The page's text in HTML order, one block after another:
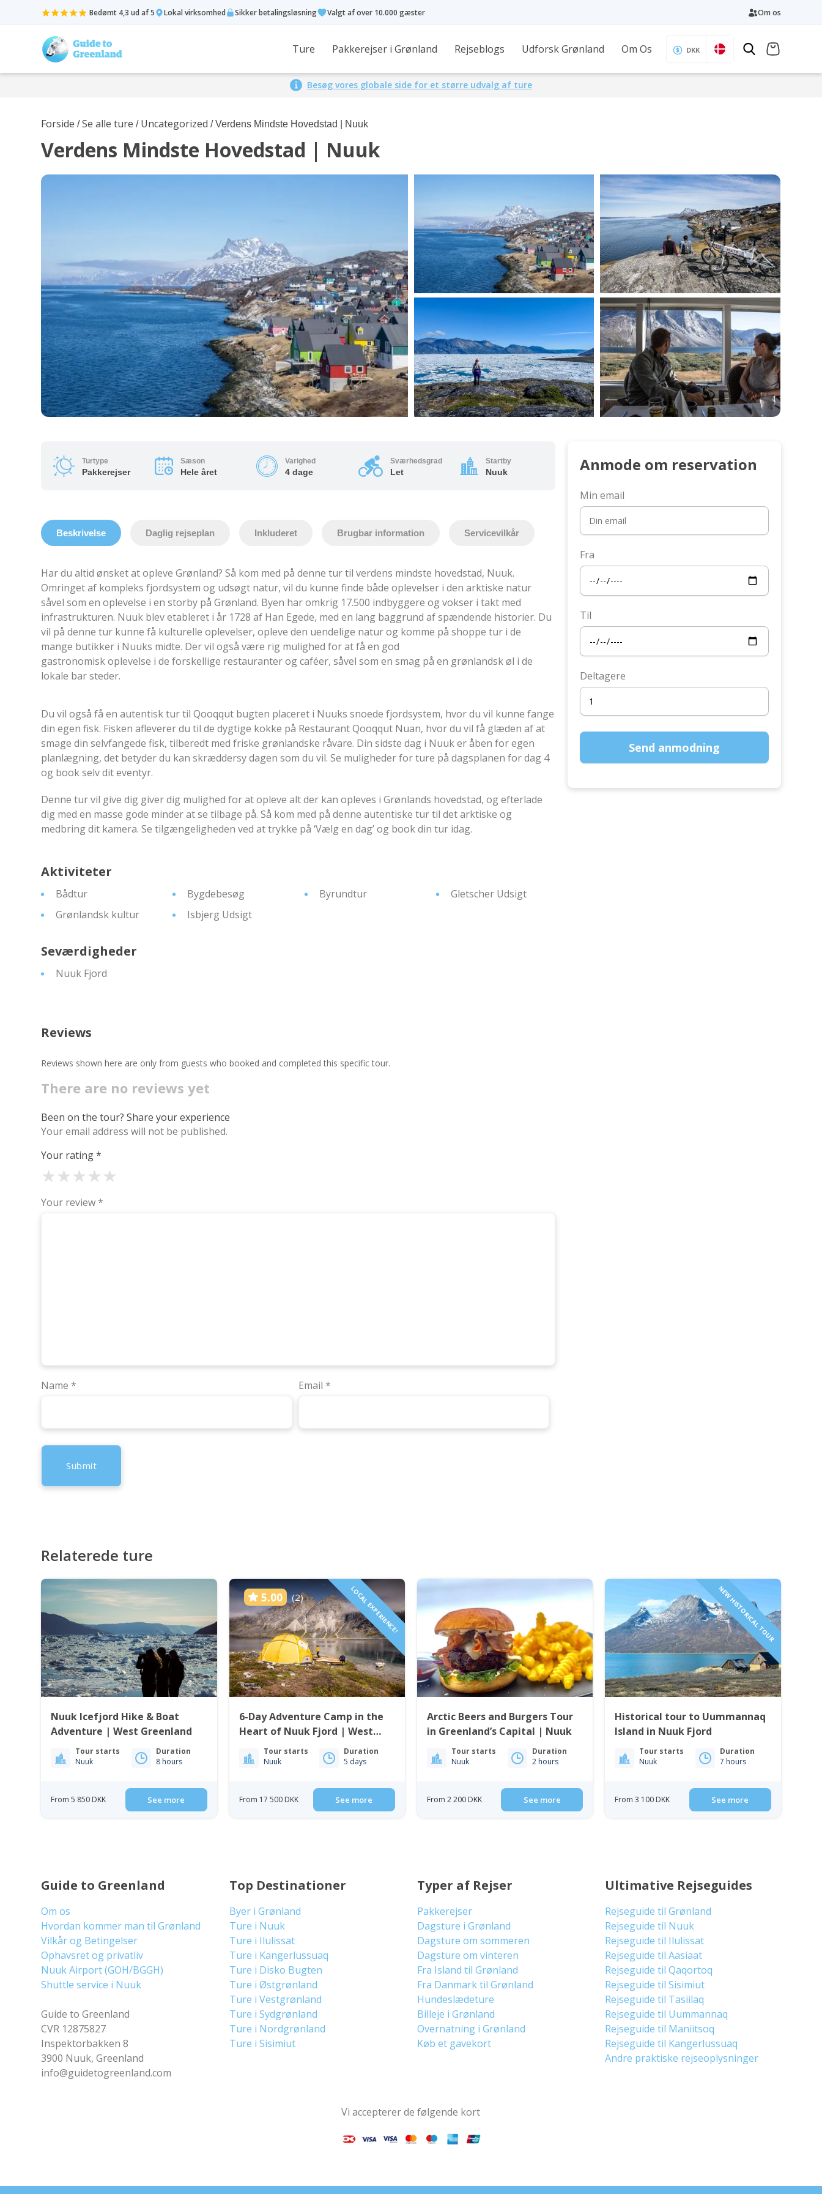
Bedømt 4,3 ud af 5 Lokal virksomhed Sikker betalingsløsning Valgt af over 10.000 gæster Om os
Ture Pakkerejser i Grønland Rejseblogs Udforsk Grønland Om Os DKK
Besøg vores globale side for et større udvalg af ture
Forside /Se alle ture / Uncategorized / Verdens Mindste Hovedstad | Nuuk
Verdens Mindste Hovedstad | Nuuk
Turtype
Pakkerejser
Sæson
Hele året
Varighed
4 dage
Sværhedsgrad
Let
Startby
Nuuk
Beskrivelse Daglig rejseplan Inkluderet Brugbar information Servicevilkår
Har du altid ønsket at opleve Grønland? Så kom med på denne tur til verdens mindste hovedstad, Nuuk.
Omringet af kompleks fjordsystem og udsøgt natur, vil du kunne finde både oplevelser i den arktiske natur
såvel som en oplevelse i en storby på Grønland. Byen har omkrig 17.500 indbyggere og vokser i takt med
infrastrukturen. Nuuk blev etableret i år 1728 af Han Egede, med en lang baggrund af spændende historier. Du
vil på denne tur kunne få kulturelle oplevelser, opleve den uendelige natur og komme på shoppe tur i de
mange butikker i Nuuks midte. Der vil også være rig mulighed for at få en god
gastronomisk oplevelse i de forskellige restauranter og caféer, såvel som en smag på en grønlandsk øl i de
lokale bar steder.
Du vil også få en autentisk tur til Qooqqut bugten placeret i Nuuks snoede fjordsystem, hvor du vil kunne fange
din egen fisk. Fisken afleverer du til de dygtige kokke på Restaurant Qooqqut Nuan, hvor du vil få glæden af at
smage din selvfangede fisk, tilberedt med friske grønlandske råvare. Din sidste dag i Nuuk er åben for egen
planlægning, det betyder du kan skræddersy dagen som du vil. Se muligheder for ture på dagsplanen for dag 4
og book selv dit eventyr.
Denne tur vil give dig giver dig mulighed for at opleve alt der kan opleves i Grønlands hovedstad, og efterlade
dig med en masse gode minder at se tilbage på. Så kom med på denne autentiske tur til det arktiske og
medbring dit kamera. Se tilgængeligheden ved at trykke på ‘Vælg en dag’ og book din tur idag.
Aktiviteter
Bådtur Bygdebesøg Byrundtur
Gletscher Udsigt
Grønlandsk kultur
Isbjerg Udsigt
Seværdigheder
Nuuk Fjord
Reviews
Reviews shown here are only from guests who booked and completed this specific tour.
There are no reviews yet
Been on the tour? Share your experience
Your email address will not be published.
Your rating*
★
★
★
★
★
Your review *
Name * Email *
Anmode om reservation
Min email
Fra
Til
Deltagere
Relaterede ture
Nuuk Icefjord Hike & Boat
Adventure | West Greenland
Tour starts
Nuuk
Duration
8 hours
From 5 850 DKK See more
5.00 (2) LOCAL EXPERIENCE!
6-Day Adventure Camp in the
Heart of Nuuk Fjord | West
Greenland
Tour starts
Nuuk
Duration
5 days
From 17 500 DKK See more
Arctic Beers and Burgers Tour
in Greenland’s Capital | Nuuk
Tour starts
Nuuk
Duration
2 hours
From 2 200 DKK See more
NEW HISTORICAL TOUR
Historical tour to Uummannaq
Island in Nuuk Fjord
Tour starts
Nuuk
Duration
7 hours
From 3 100 DKK See more
Guide to Greenland
Om os
Hvordan kommer man til Grønland
Vilkår og Betingelser
Ophavsret og privatliv
Nuuk Airport (GOH/BGGH)
Shuttle service i Nuuk
Guide to Greenland
CVR 12875827
Inspektorbakken 8
3900 Nuuk, Greenland
info@guidetogreenland.com
Top Destinationer
Byer i Grønland
Ture i Nuuk
Ture i Ilulissat
Ture i Kangerlussuaq
Ture i Disko Bugten
Ture i Østgrønland
Ture i Vestgrønland
Ture i Sydgrønland
Ture i Nordgrønland
Ture i Sisimiut
Typer af Rejser
Pakkerejser
Dagsture i Grønland
Dagsture om sommeren
Dagsture om vinteren
Fra Island til Grønland
Fra Danmark til Grønland
Hundeslædeture
Billeje i Grønland
Overnatning i Grønland
Køb et gavekort
Ultimative Rejseguides
Rejseguide til Grønland
Rejseguide til Nuuk
Rejseguide til Ilulissat
Rejseguide til Aasiaat
Rejseguide til Qaqortoq
Rejseguide til Sisimiut
Rejseguide til Tasiilaq
Rejseguide til Uummannaq
Rejseguide til Maniitsoq
Rejseguide til Kangerlussuaq
Andre praktiske rejseoplysninger
Vi accepterer de følgende kort